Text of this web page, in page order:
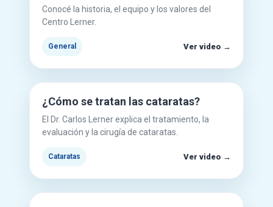
Conocé la historia, el equipo y los valores del
Centro Lerner.
General Ver video →
▶
¿Cómo se tratan las cataratas?
El Dr. Carlos Lerner explica el tratamiento, la
evaluación y la cirugía de cataratas.
Cataratas Ver video →